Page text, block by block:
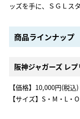
ッズを手に、ＳＧＬス
商品ラインナップ
阪神ジャガーズ レ
【価格】10,000円(税込)
【サイズ】S・M・L・O